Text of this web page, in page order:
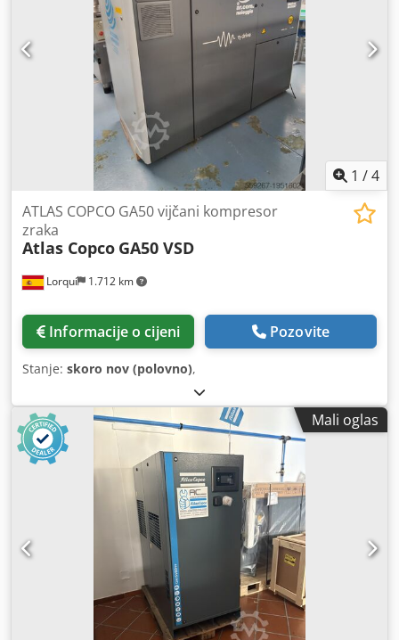
1 /4
Lorquí 1.712 km
ATLAS COPCO GA50 vijčani kompresor
zraka
Atlas Copco GA50 VSD
Informacije o cijeni Pozovite
Stanje: skoro nov (polovno),
Mali oglas